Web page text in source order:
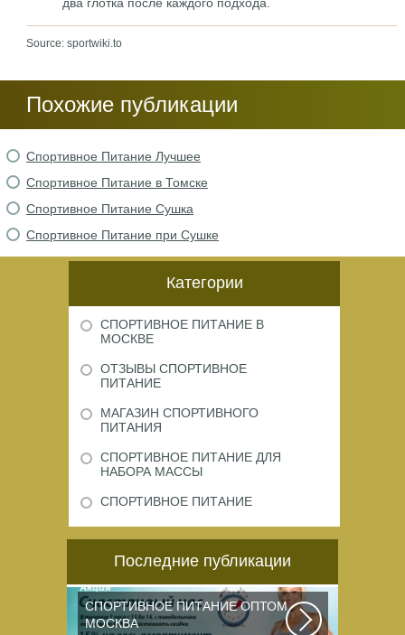
Source: sportwiki.to
Похожие публикации
Спортивное Питание Лучшее
Спортивное Питание в Томске
Спортивное Питание Сушка
Спортивное Питание при Сушке
Категории
СПОРТИВНОЕ ПИТАНИЕ В
МОСКВЕ
ОТЗЫВЫ СПОРТИВНОЕ
ПИТАНИЕ
МАГАЗИН СПОРТИВНОГО
ПИТАНИЯ
СПОРТИВНОЕ ПИТАНИЕ ДЛЯ
НАБОРА МАССЫ
СПОРТИВНОЕ ПИТАНИЕ
Последние публикации
СПОРТИВНОЕ ПИТАНИЕ ОПТОМ
МОСКВА